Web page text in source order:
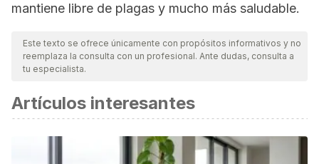
mantiene libre de plagas y mucho más saludable.
Este texto se ofrece únicamente con propósitos informativos y no
reemplaza la consulta con un profesional. Ante dudas, consulta a
tu especialista.
Artículos interesantes